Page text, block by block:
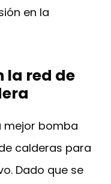
en la
la red de
mejor bomba
calderas para
Dado que se